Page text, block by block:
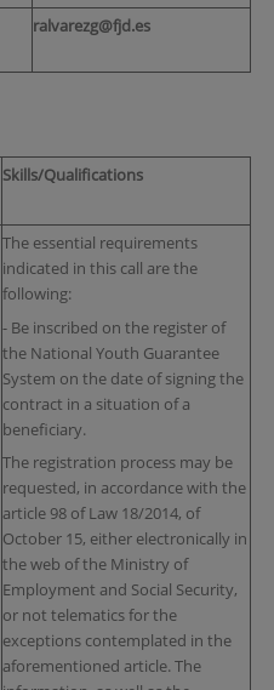
ralvarezg@fjd.es
Skills/Qualifications
The essential requirements
indicated in this call are the
following:
- Be inscribed on the register of
the National Youth Guarantee
System on the date of signing the
contract in a situation of a
beneficiary.
The registration process may be
requested, in accordance with the
article 98 of Law 18/2014, of
October 15, either electronically in
the web of the Ministry of
Employment and Social Security,
or not telematics for the
exceptions contemplated in the
aforementioned article. The